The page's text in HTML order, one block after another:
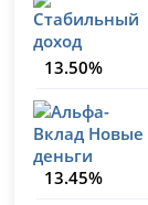
13.50%
13.45%